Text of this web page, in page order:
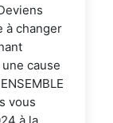
à changer
cause
vous